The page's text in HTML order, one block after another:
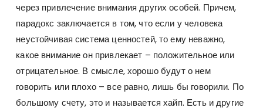
через привлечение внимания других особей. Причем,
парадокс заключается в том, что если у человека
неустойчивая система ценностей, то ему неважно,
какое внимание он привлекает – положительное или
отрицательное. В смысле, хорошо будут о нем
говорить или плохо – все равно, лишь бы говорили. По
большому счету, это и называется хайп. Есть и другие